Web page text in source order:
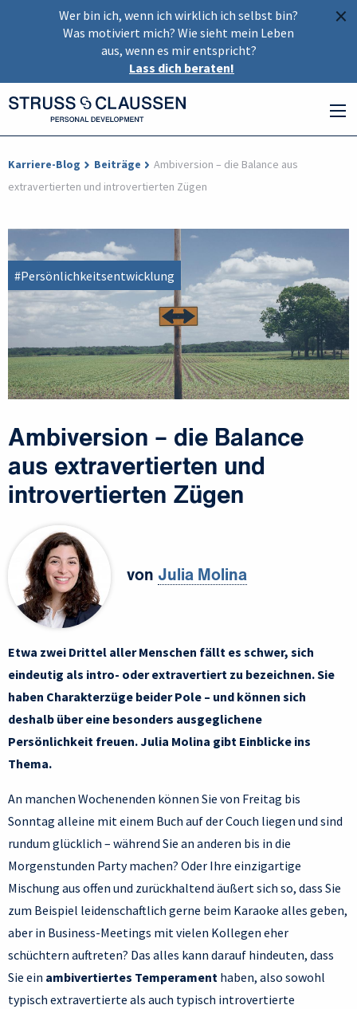
×
Wer bin ich, wenn ich wirklich ich selbst bin?
Was motiviert mich? Wie sieht mein Leben
aus, wenn es mir entspricht?
Lass dich beraten!
Karriere-Blog Beiträge
Ambiversion – die Balance aus
extravertierten und introvertierten Zügen
#Persönlichkeitsentwicklung
Ambiversion – die Balance
aus extravertierten und
introvertierten Zügen
von Julia Molina
Etwa zwei Drittel aller Menschen fällt es schwer, sich
eindeutig als intro- oder extravertiert zu bezeichnen. Sie
haben Charakterzüge beider Pole – und können sich
deshalb über eine besonders ausgeglichene
Persönlichkeit freuen. Julia Molina gibt Einblicke ins
Thema.
An manchen Wochenenden können Sie von Freitag bis
Sonntag alleine mit einem Buch auf der Couch liegen und sind
rundum glücklich – während Sie an anderen bis in die
Morgenstunden Party machen? Oder Ihre einzigartige
Mischung aus offen und zurückhaltend äußert sich so, dass Sie
zum Beispiel leidenschaftlich gerne beim Karaoke alles geben,
aber in Business-Meetings mit vielen Kollegen eher
schüchtern auftreten? Das alles kann darauf hindeuten, dass
Sie ein ambivertiertes Temperament haben, also sowohl
typisch extravertierte als auch typisch introvertierte